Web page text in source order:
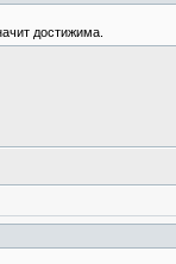
достижима.